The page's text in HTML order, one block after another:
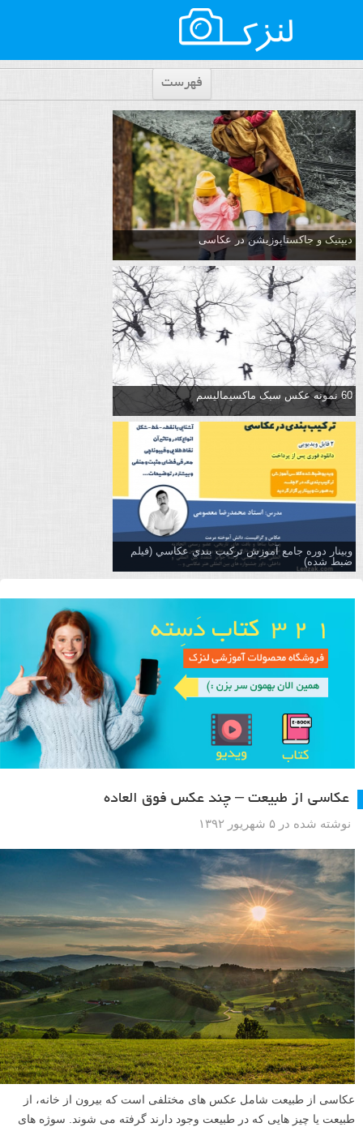
فهرست
دیپتیک و جاکستا‌پوزیشن در عکاسی
60 نمونه عکس سبک ماکسیمالیسم
وبینار دوره جامع آموزش تركيب بندي عكاسي (فیلم
ضبط شده)
عکاسی از طبیعت – چند عکس فوق العاده
نوشته شده در ۵ شهریور ۱۳۹۲
عکاسی از طبیعت شامل عکس های مختلفی است که بیرون از خانه، از
طبیعت یا چیز هایی که در طبیعت وجود دارند گرفته می شوند. سوژه های